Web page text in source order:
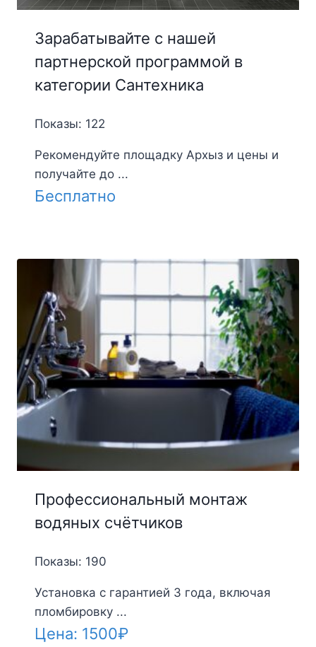
Зарабатывайте с нашей
партнерской программой в
категории Сантехника
Показы: 122
Рекомендуйте площадку Архыз и цены и
получайте до ...
Бесплатно
Профессиональный монтаж
водяных счётчиков
Показы: 190
Установка с гарантией 3 года, включая
пломбировку ...
Цена: 1500₽